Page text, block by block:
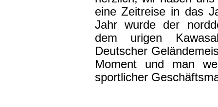
eine Zeitreise in das
Jahr wurde der
dem urigen
Deutscher
Moment und man
sportlicher